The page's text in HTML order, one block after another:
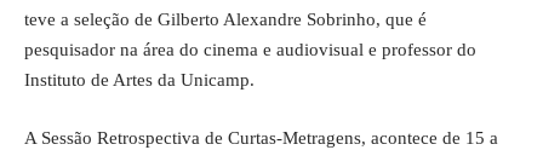
teve a seleção de Gilberto Alexandre Sobrinho, que é
pesquisador na área do cinema e audiovisual e professor do
Instituto de Artes da Unicamp.
A Sessão Retrospectiva de Curtas-Metragens, acontece de 15 a